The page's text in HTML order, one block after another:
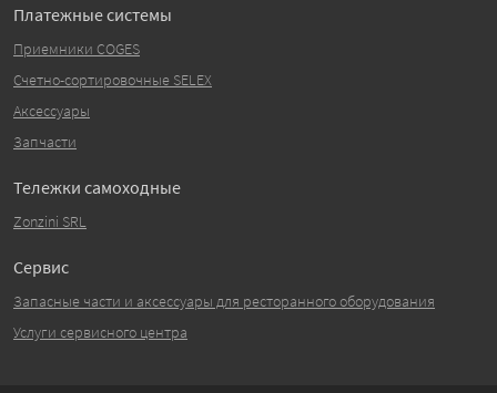
Платежные системы
Приемники COGES
Счетно-сортировочные SELEX
Аксессуары
Запчасти
Тележки самоходные
Zonzini SRL
Сервис
Запасные части и аксессуары для ресторанного оборудования
Услуги сервисного центра